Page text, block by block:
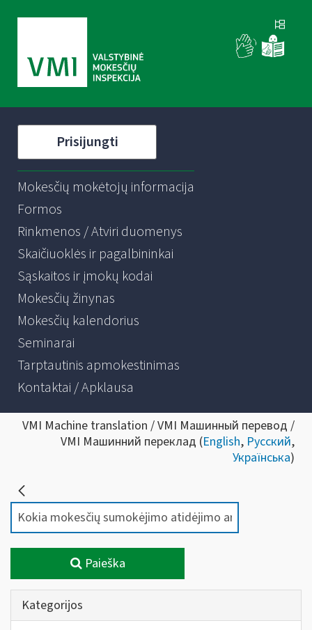
Prisijungti
Mokesčių mokėtojų informacija
Formos
Rinkmenos / Atviri duomenys
Skaičiuoklės ir pagalbininkai
Sąskaitos ir įmokų kodai
Mokesčių žinynas
Mokesčių kalendorius
Seminarai
Tarptautinis apmokestinimas
Kontaktai / Apklausa
VMI Machine translation / VMI Машинный перевод /
VMI Машинний переклад (English, Русский,
Українська)
Paieška
Kategorijos